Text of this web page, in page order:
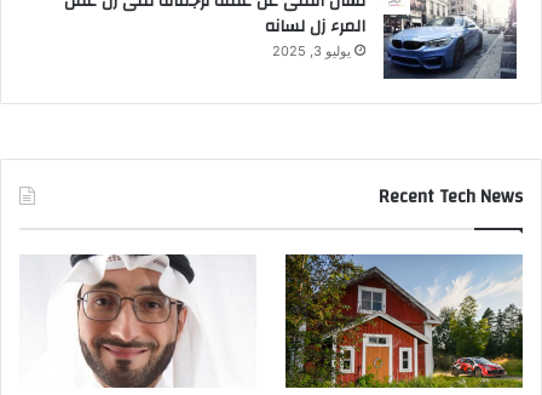
المرء زل لسانه
يوليو 3, 2025
Recent Tech News